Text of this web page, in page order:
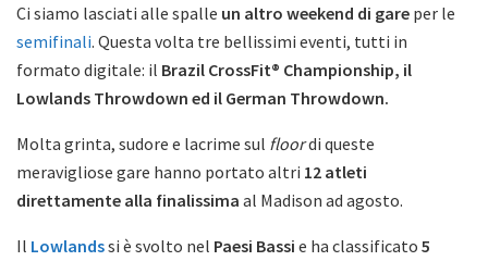
Ci siamo lasciati alle spalle un altro weekend di gare per le
semifinali. Questa volta tre bellissimi eventi, tutti in
formato digitale: il Brazil CrossFit® Championship, il
Lowlands Throwdown ed il German Throwdown.
Molta grinta, sudore e lacrime sul floordi queste
meravigliose gare hanno portato altri 12 atleti
direttamente alla finalissima al Madison ad agosto.
Il Lowlandssi è svolto nel Paesi Bassi e ha classificato 5